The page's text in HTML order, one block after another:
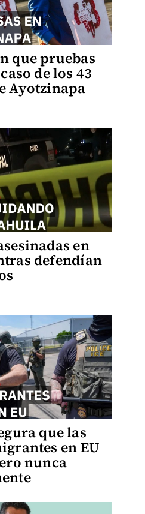
que pruebas
de los 43
Ayotzinapa
en
defendían
que las
en EU
nunca